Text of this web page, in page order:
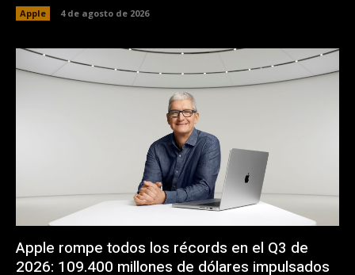
Apple 4 de agosto de 2026
Apple rompe todos los récords en el Q3 de
2026: 109.400 millones de dólares impulsados